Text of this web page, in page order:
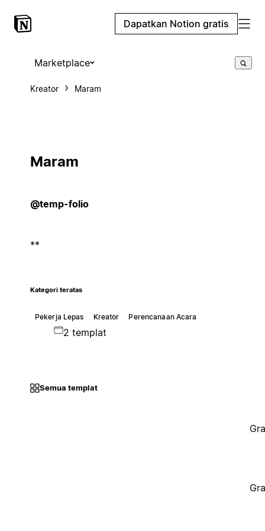
Dapatkan Notion gratis
Marketplace
Kreator Maram
Maram
@temp-folio
**
Kategori teratas
Pekerja Lepas Kreator Perencanaan Acara
2 templat
Semua templat